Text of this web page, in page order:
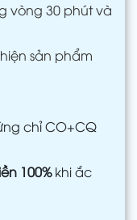
vòng 30 phút và
sản phẩm
chỉ CO+CQ
100%khi ắc